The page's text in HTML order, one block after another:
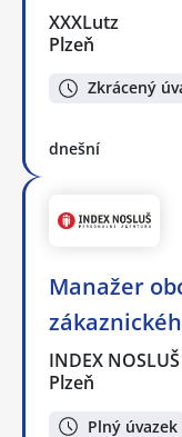
XXXLutz
Plzeň
Zkrácený
dnešní
Manažer
INDEX
Plzeň
Plný úvazek